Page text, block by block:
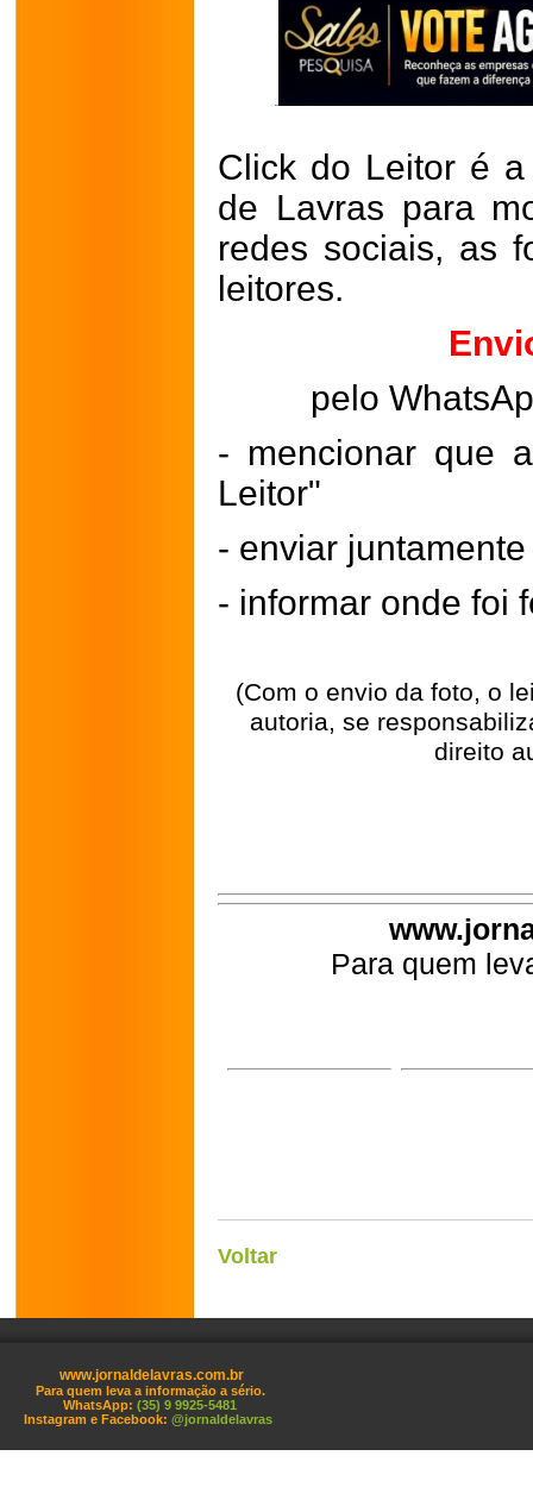
Click do Leitor é
de Lavras para
redes sociais, as
leitores.
pelo
- mencionar que
Leitor"
- enviar
- informar onde foi
(Com o envio da foto, o
autoria, se
direito
Para quem
Voltar
www.jornaldelavras.com.br
Para quem leva a informação a sério.
WhatsApp: (35) 9 9925-5481
Instagram e Facebook: @jornaldelavras